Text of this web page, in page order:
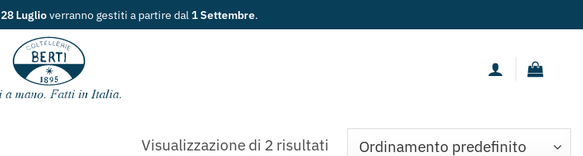
28 Luglioverranno gestiti a partire dal1 Settembre.
Visualizzazione di 2 risultati